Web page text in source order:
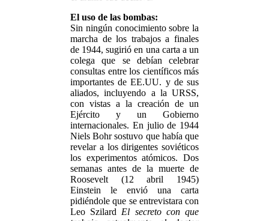
El uso de las bombas:
Sin ningún conocimiento sobre la
marcha de los trabajos a finales
de 1944, sugirió en una carta a un
colega que se debían celebrar
consultas entre los científicos más
importantes de EE.UU. y de sus
aliados, incluyendo a la URSS,
con vistas a la creación de un
Ejército y un Gobierno
internacionales. En julio de 1944
Niels Bohr sostuvo que había que
revelar a los dirigentes soviéticos
los experimentos atómicos. Dos
semanas antes de la muerte de
Roosevelt (12 abril 1945)
Einstein le envió una carta
pidiéndole que se entrevistara con
Leo Szilard El secreto con que